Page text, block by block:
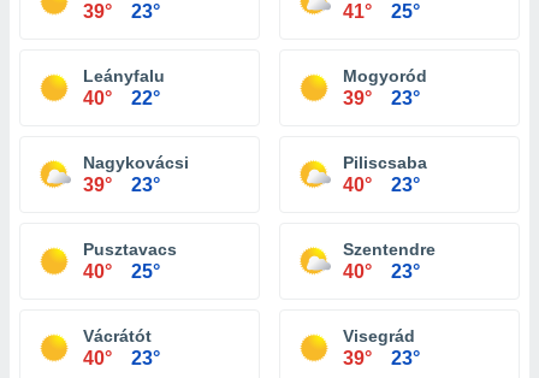
39° 23° 41° 25°
Leányfalu
40° 22°
Mogyoród
39° 23°
Nagykovácsi
39° 23°
Piliscsaba
40° 23°
Pusztavacs
40° 25°
Szentendre
40° 23°
Vácrátót
40° 23°
Visegrád
39° 23°